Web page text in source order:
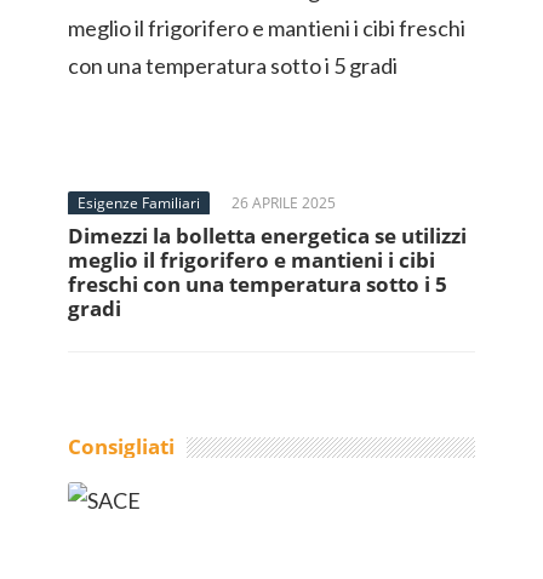
Esigenze Familiari 26 APRILE 2025
Dimezzi la bolletta energetica se utilizzi
meglio il frigorifero e mantieni i cibi
freschi con una temperatura sotto i 5
gradi
Consigliati